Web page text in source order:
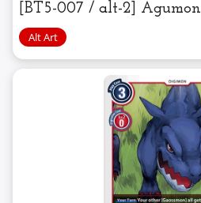
[BT5-007 / alt-2] Agumon